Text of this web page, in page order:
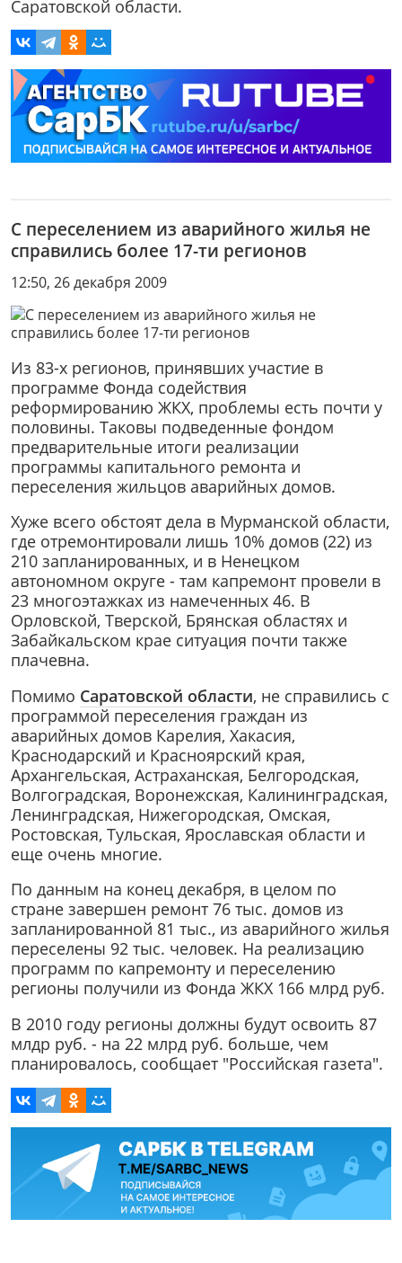
Саратовской области.
С переселением из аварийного жилья не
справились более 17-ти регионов
12:50, 26 декабря 2009
Из 83-х регионов, принявших участие в
программе Фонда содействия
реформированию ЖКХ, проблемы есть почти у
половины. Таковы подведенные фондом
предварительные итоги реализации
программы капитального ремонта и
переселения жильцов аварийных домов.
Хуже всего обстоят дела в Мурманской области,
где отремонтировали лишь 10% домов (22) из
210 запланированных, и в Ненецком
автономном округе - там капремонт провели в
23 многоэтажках из намеченных 46. В
Орловской, Тверской, Брянская областях и
Забайкальском крае ситуация почти также
плачевна.
Помимо Саратовской области, не справились с
программой переселения граждан из
аварийных домов Карелия, Хакасия,
Краснодарский и Красноярский края,
Архангельская, Астраханская, Белгородская,
Волгоградская, Воронежская, Калининградская,
Ленинградская, Нижегородская, Омская,
Ростовская, Тульская, Ярославская области и
еще очень многие.
По данным на конец декабря, в целом по
стране завершен ремонт 76 тыс. домов из
запланированной 81 тыс., из аварийного жилья
переселены 92 тыс. человек. На реализацию
программ по капремонту и переселению
регионы получили из Фонда ЖКХ 166 млрд руб.
В 2010 году регионы должны будут освоить 87
млдр руб. - на 22 млрд руб. больше, чем
планировалось, сообщает "Российская газета".